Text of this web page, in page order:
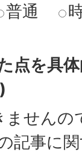
普通
点を具
せんの
記事に